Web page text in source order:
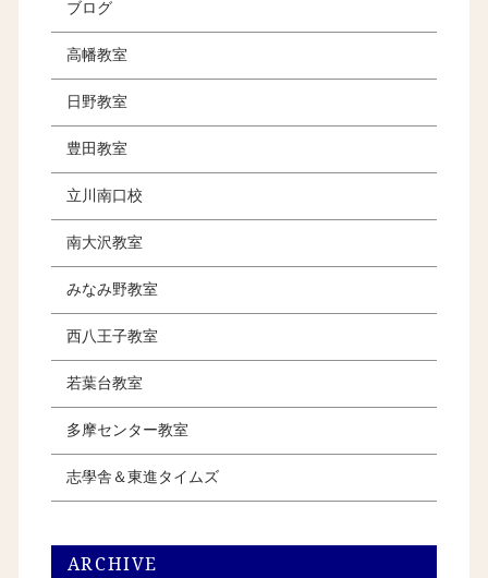
ブログ
高幡教室
日野教室
豊田教室
立川南口校
南大沢教室
みなみ野教室
西八王子教室
若葉台教室
多摩センター教室
志學舎＆東進タイムズ
ARCHIVE